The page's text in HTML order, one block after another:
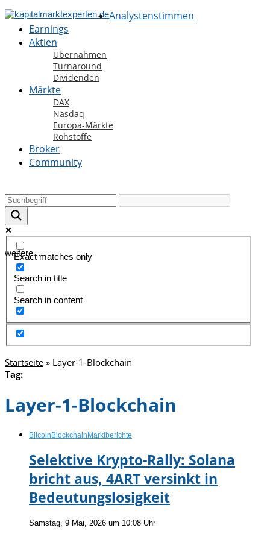
Analystenstimmen
Earnings
Aktien
Übernahmen
Turnaround
Dividenden
Märkte
DAX
Nasdaq
Europa-Märkte
Rohstoffe
Broker
Community
weitere ....
Exact matches only
Search in title
Search in content
Startseite » Layer-1-Blockchain
Tag:
Layer-1-Blockchain
Bitcoin Blockchain Marktberichte
Selektive Krypto-Rally: Solana
bricht aus, 4ART versinkt in
Bedeutungslosigkeit
Samstag, 9 Mai, 2026 um 10:08 Uhr